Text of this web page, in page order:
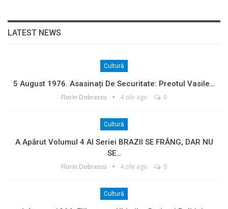
LATEST NEWS
Cultură
5 August 1976. Asasinați De Securitate: Preotul Vasile…
Florin Dobrescu 4 zile ago 0
Cultură
A Apărut Volumul 4 Al Seriei BRAZII SE FRÂNG, DAR NU
SE…
Florin Dobrescu 4 zile ago 0
Cultură